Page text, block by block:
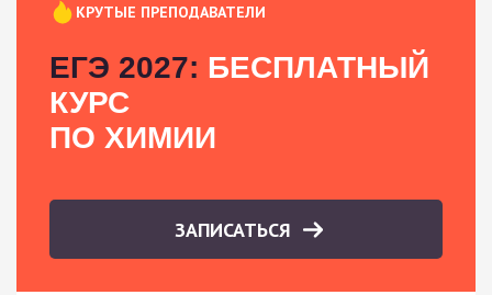
КРУТЫЕ ПРЕПОДАВАТЕЛИ
ЕГЭ 2027: БЕСПЛАТНЫЙ
КУРС
ПО ХИМИИ
ЗАПИСАТЬСЯ